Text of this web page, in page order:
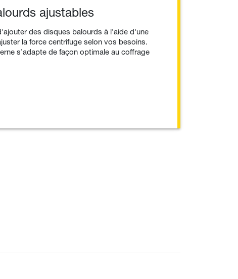
ajustables
des disques balourds à l’aide d'une
la force centrifuge selon vos besoins.
s’adapte de façon optimale au coffrage